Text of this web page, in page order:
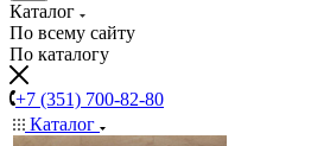
Каталог
По всему сайту
По каталогу
+7 (351) 700-82-80
Каталог